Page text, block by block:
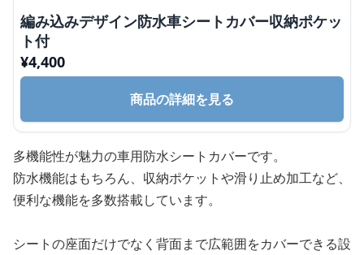
編み込みデザイン防水車シートカバー収納ポケッ
ト付
¥4,400
商品の詳細を見る
多機能性が魅力の車用防水シートカバーです。
防水機能はもちろん、収納ポケットや滑り止め加工など、
便利な機能を多数搭載しています。
シートの座面だけでなく背面まで広範囲をカバーできる設